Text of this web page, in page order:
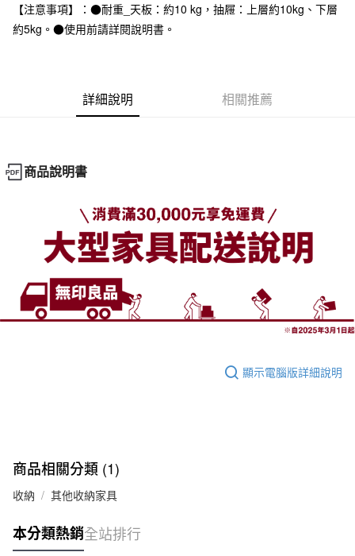
台新國際商業銀行
中國信託商業銀行
台灣樂天信用卡公司
大型家具配送
查看運費
滿 NT$30,000 (含以上) 免運費
【注意事項】：●耐重_天板：約10 kg，抽屜：上層約10kg、下層
約5kg。●使用前請詳閱說明書。
詳細說明 相關推薦
商品說明書
顯示電腦版詳細說明
商品相關分類 (1)
收納 其他收納家具
本分類熱銷全站排行